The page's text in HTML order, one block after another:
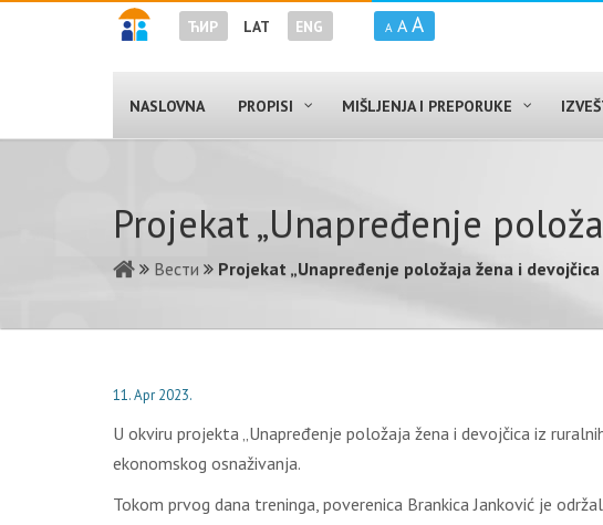
ЋИР LAT ENG A A A
NASLOVNA PROPISI MIŠLJENJA I PREPORUKE
Projekat „Unapređenje
Вести Projekat „Unapređenje položaja žena i
11. Apr 2023.
U okviru projekta „Unapređenje položaja žena i devojčica iz
ekonomskog osnaživanja.
Tokom prvog dana treninga, poverenica Brankica Janković je